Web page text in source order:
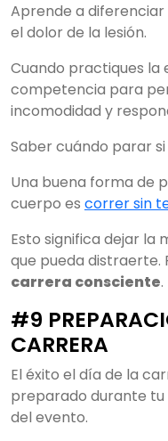
Aprende a
el dolor de la lesión.
Cuando practiques la
competencia para
incomodidad y
Saber cuándo parar
Una buena forma de
cuerpo es correr sin
Esto significa dejar la
que pueda distraerte.
carrera consciente.
#9
CARRERA
El éxito el día de la
preparado durante
del evento.